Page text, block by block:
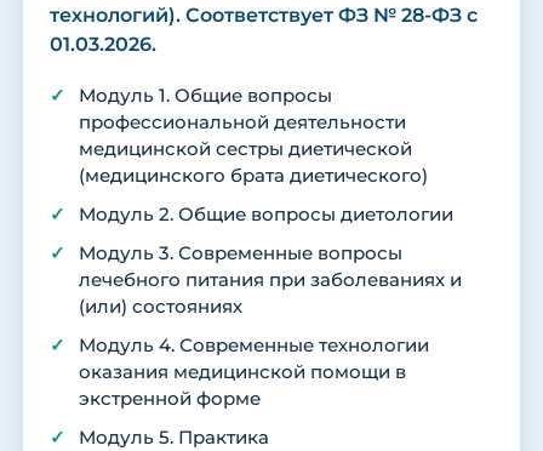
технологий). Соответствует ФЗ № 28-ФЗ с
01.03.2026.
Модуль 1. Общие вопросы
профессиональной деятельности
медицинской сестры диетической
(медицинского брата диетического)
Модуль 2. Общие вопросы диетологии
Модуль 3. Современные вопросы
лечебного питания при заболеваниях и
(или) состояниях
Модуль 4. Современные технологии
оказания медицинской помощи в
экстренной форме
Модуль 5. Практика